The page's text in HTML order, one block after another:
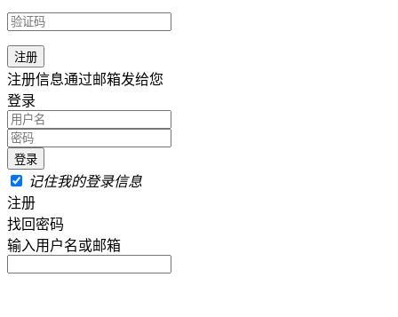
注册信息通过邮箱发给您
登录
记住我的登录信息
注册
找回密码
输入用户名或邮箱